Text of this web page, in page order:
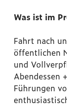
Was ist im
Fahrt nach
öffentlichen
und
Abendessen
Führungen